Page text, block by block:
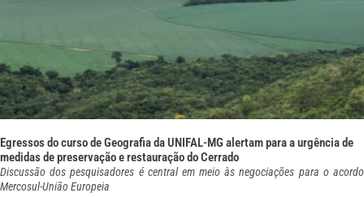
Egressos do curso de Geografia da UNIFAL-MG alertam para a urgência de
medidas de preservação e restauração do Cerrado
Discussão dos pesquisadores é central em meio às negociações para o acordo
Mercosul-União Europeia